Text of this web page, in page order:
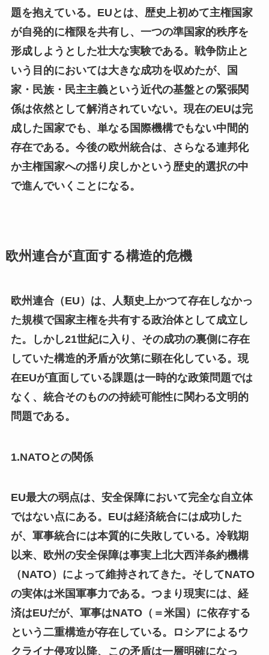
題を抱えている。EUとは、歴史上初めて主権国家
が自発的に権限を共有し、一つの準国家的秩序を
形成しようとした壮大な実験である。戦争防止と
いう目的においては大きな成功を収めたが、国
家・民族・民主主義という近代の基盤との緊張関
係は依然として解消されていない。現在のEUは完
成した国家でも、単なる国際機構でもない中間的
存在である。今後の欧州統合は、さらなる連邦化
か主権国家への揺り戻しかという歴史的選択の中
で進んでいくことになる。
欧州連合が直面する構造的危機
欧州連合（EU）は、人類史上かつて存在しなかっ
た規模で国家主権を共有する政治体として成立し
た。しかし21世紀に入り、その成功の裏側に存在
していた構造的矛盾が次第に顕在化している。現
在EUが直面している課題は一時的な政策問題では
なく、統合そのものの持続可能性に関わる文明的
問題である。
1.NATOとの関係
EU最大の弱点は、安全保障において完全な自立体
ではない点にある。EUは経済統合には成功した
が、軍事統合には本質的に失敗している。冷戦期
以来、欧州の安全保障は事実上北大西洋条約機構
（NATO）によって維持されてきた。そしてNATO
の実体は米国軍事力である。つまり現実には、経
済はEUだが、軍事はNATO（＝米国）に依存する
という二重構造が存在している。ロシアによるウ
クライナ侵攻以降、この矛盾は一層明確になっ